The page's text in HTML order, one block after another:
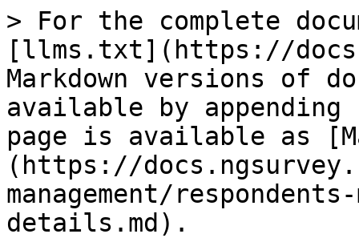
> For the complete
[llms.txt](https://
Markdown versions of
available by
page is available as
(https://
management/
details.md).